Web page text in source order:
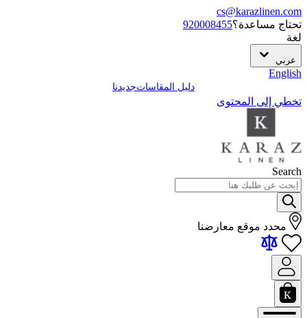
cs@karazlinen.com
تحتاج مساعدة؟920008455
لغة
عربي
English
دليل المقاساتجديدنا
تخطي إلى المحتوى
Search
محدد موقع معارضنا